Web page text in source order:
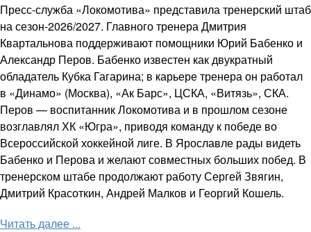
Пресс-служба «Локомотива» представила тренерский штаб
на сезон-2026/2027. Главного тренера Дмитрия
Квартальнова поддерживают помощники Юрий Бабенко и
Александр Перов. Бабенко известен как двукратный
обладатель Кубка Гагарина; в карьере тренера он работал
в «Динамо» (Москва), «Ак Барс», ЦСКА, «Витязь», СКА.
Перов — воспитанник Локомотива и в прошлом сезоне
возглавлял ХК «Югра», приводя команду к победе во
Всероссийской хоккейной лиге. В Ярославле рады видеть
Бабенко и Перова и желают совместных больших побед. В
тренерском штабе продолжают работу Сергей Звягин,
Дмитрий Красоткин, Андрей Малков и Георгий Кошель.
Читать далее ...